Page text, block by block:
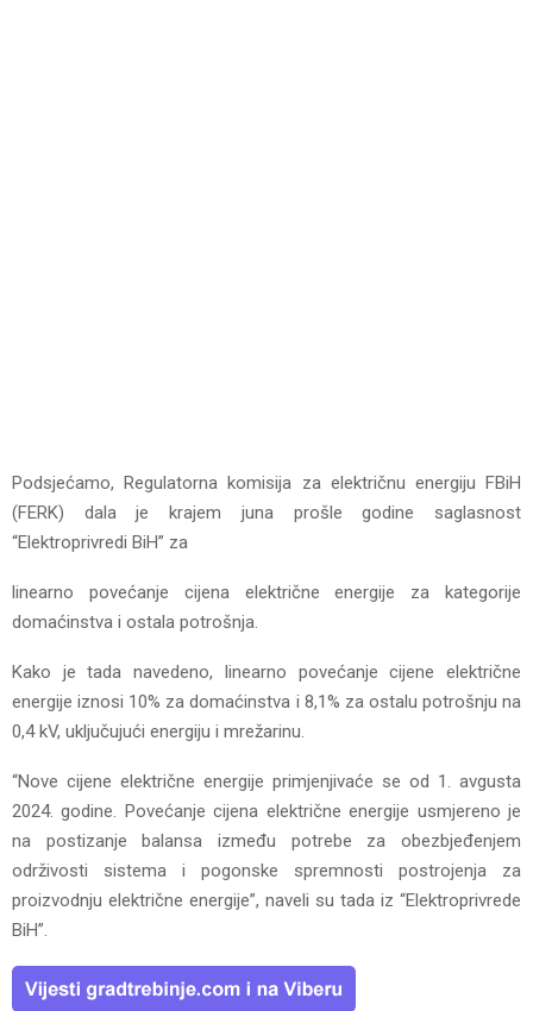
Podsjećamo, Regulatorna komisija za električnu energiju FBiH
(FERK) dala je krajem juna prošle godine saglasnost
“Elektroprivredi BiH” za
linearno povećanje cijena električne energije za kategorije
domaćinstva i ostala potrošnja.
Kako je tada navedeno, linearno povećanje cijene električne
energije iznosi 10% za domaćinstva i 8,1% za ostalu potrošnju na
0,4 kV, uključujući energiju i mrežarinu.
“Nove cijene električne energije primjenjivaće se od 1. avgusta
2024. godine. Povećanje cijena električne energije usmjereno je
na postizanje balansa između potrebe za obezbjeđenjem
održivosti sistema i pogonske spremnosti postrojenja za
proizvodnju električne energije”, naveli su tada iz “Elektroprivrede
BiH”.